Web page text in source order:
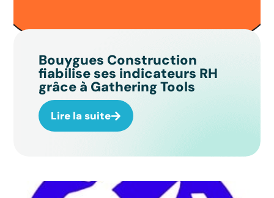
Bouygues Construction
fiabilise ses indicateurs RH
grâce à Gathering Tools
Lire la suite